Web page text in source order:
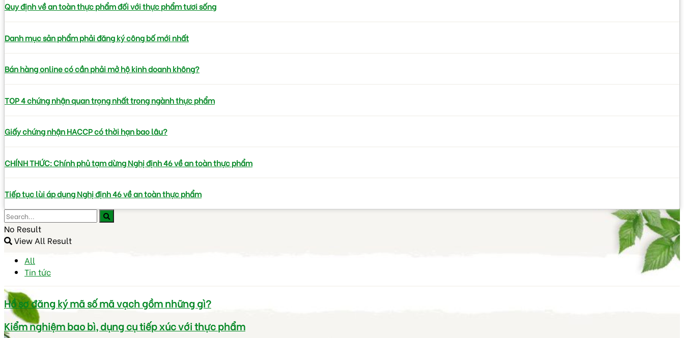
Quy định về an toàn thực phẩm đối với thực phẩm tươi sống
Danh mục sản phẩm phải đăng ký công bố mới nhất
Bán hàng online có cần phải mở hộ kinh doanh không?
TOP 4 chứng nhận quan trọng nhất trong ngành thực phẩm
Giấy chứng nhận HACCP có thời hạn bao lâu?
CHÍNH THỨC: Chính phủ tạm dừng Nghị định 46 về an toàn thực phẩm
Tiếp tục lùi áp dụng Nghị định 46 về an toàn thực phẩm
No Result
View All Result
All
Tin tức
Hồ sơ đăng ký mã số mã vạch gồm những gì?
Kiểm nghiệm bao bì, dụng cụ tiếp xúc với thực phẩm